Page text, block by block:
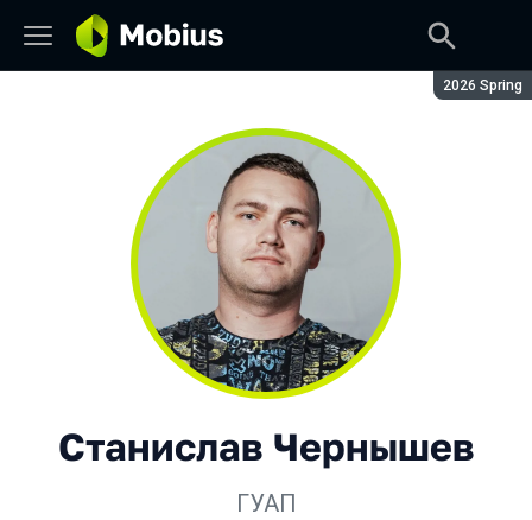
Сезон:
2026 Spring
Станислав Чернышев
ГУАП